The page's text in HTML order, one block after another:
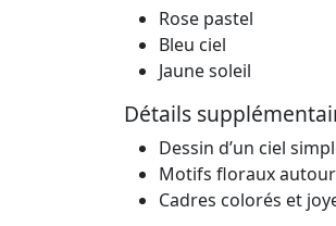
Rose pastel
Bleu ciel
Jaune soleil
Détails
Dessin d’un ciel
Motifs floraux
Cadres colorés et